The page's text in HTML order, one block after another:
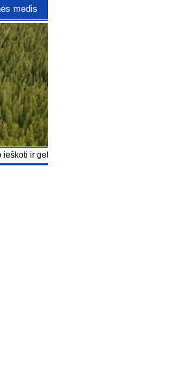
medis
ir gelbėti, kas buvo pražuvę“ Lk 19, 10